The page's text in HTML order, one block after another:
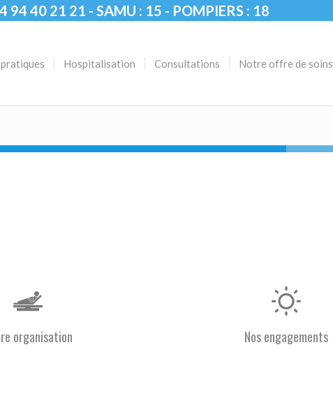
40 21 21 - SAMU : 15 - POMPIERS : 18
Hospitalisation Consultations Notre offre de soins
organisation Nos engagements